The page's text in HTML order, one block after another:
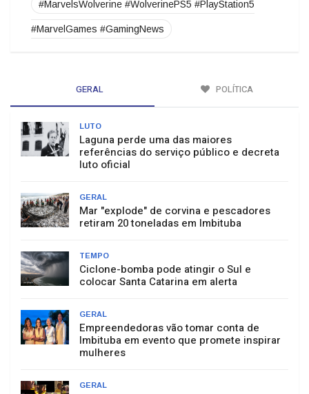
#MarvelsWolverine #WolverinePS5 #PlayStation5
#MarvelGames #GamingNews
GERAL POLÍTICA
LUTO
Laguna perde uma das maiores
referências do serviço público e decreta
luto oficial
GERAL
Mar "explode" de corvina e pescadores
retiram 20 toneladas em Imbituba
TEMPO
Ciclone-bomba pode atingir o Sul e
colocar Santa Catarina em alerta
GERAL
Empreendedoras vão tomar conta de
Imbituba em evento que promete inspirar
mulheres
GERAL